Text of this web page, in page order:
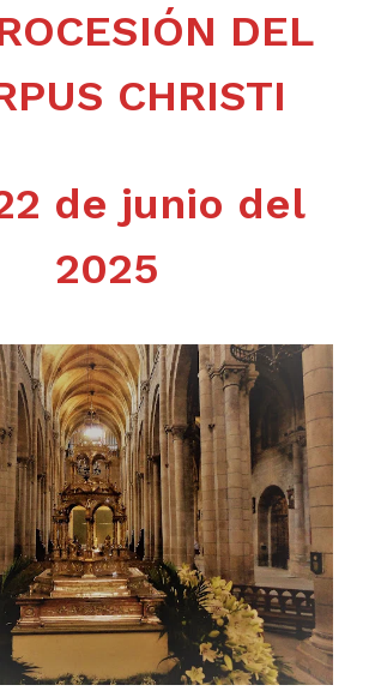
DEL
CHRISTI
de junio del
2025